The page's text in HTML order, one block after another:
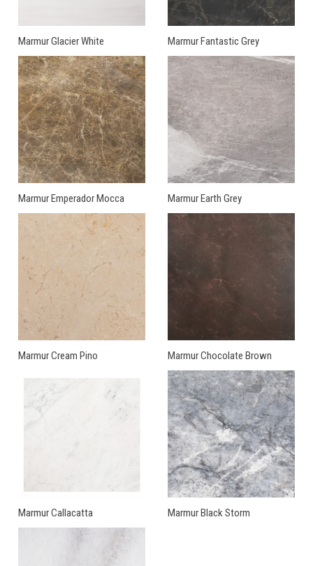
Marmur Glacier White Marmur Fantastic Grey
Marmur Emperador Mocca Marmur Earth Grey
Marmur Cream Pino Marmur Chocolate Brown
Marmur Callacatta Marmur Black Storm